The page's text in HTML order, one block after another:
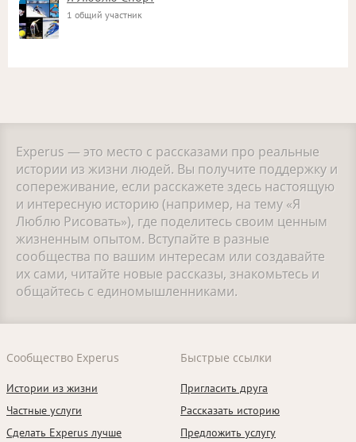
1 общий участник
Experus — это место с рассказами про реальные
истории из жизни людей. Вы получите поддержку и
сопереживание, если расскажете здесь настоящую
и интересную историю (например, на тему «Я
Люблю Рисовать»), где поделитесь своим ценным
жизненным опытом. Вступайте в разные
сообщества по вашим интересам или создавайте
их сами, читайте новые рассказы, знакомьтесь и
общайтесь с единомышленниками.
Сообщество Experus
Истории из жизни
Частные услуги
Сделать Experus лучше
Быстрые ссылки
Пригласить друга
Рассказать историю
Предложить услугу